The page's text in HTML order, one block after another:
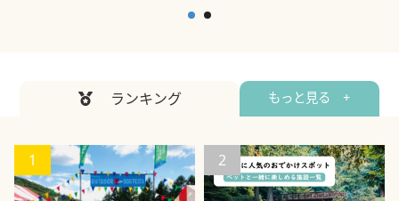
ランキング もっと見る +
1 2